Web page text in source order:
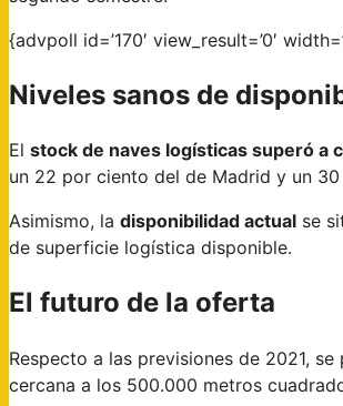
{advpoll id=’170′ view_result=’0′
Niveles sanos de
El stock de naves logísticas superó a
un 22 por ciento del de Madrid y un
Asimismo, la disponibilidad actual se
de superficie logística disponible.
El futuro de la oferta
Respecto a las previsiones de 2021,
cercana a los 500.000 metros